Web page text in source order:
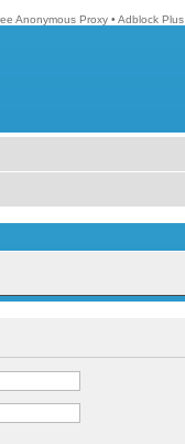
Anonymous Proxy • Adblock Plus